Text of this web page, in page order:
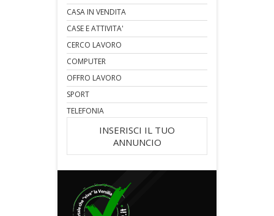
CASA IN VENDITA
CASE E ATTIVITA'
CERCO LAVORO
COMPUTER
OFFRO LAVORO
SPORT
TELEFONIA
INSERISCI IL TUO
ANNUNCIO